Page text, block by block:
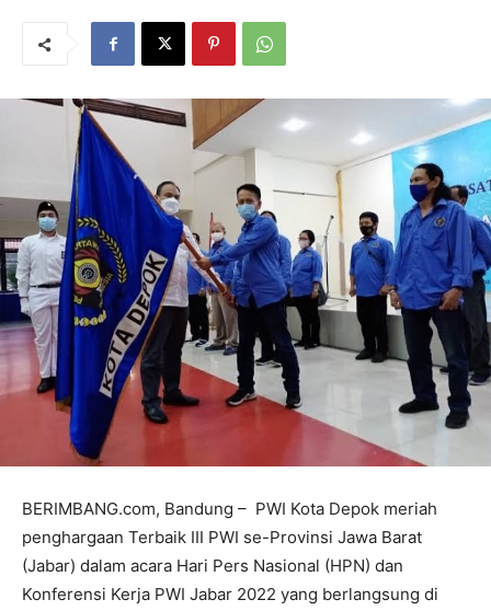
BERIMBANG.com, Bandung – PWI Kota Depok meriah
penghargaan Terbaik III PWI se-Provinsi Jawa Barat
(Jabar) dalam acara Hari Pers Nasional (HPN) dan
Konferensi Kerja PWI Jabar 2022 yang berlangsung di